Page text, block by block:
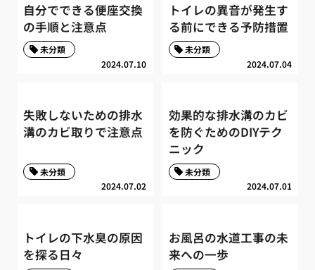
自分でできる便座交換
の手順と注意点
2024.07.10
未分類
トイレの異音が発生す
る前にできる予防措置
2024.07.04
未分類
失敗しないための排水
溝のカビ取りで注意点
2024.07.02
未分類
効果的な排水溝のカビ
を防ぐためのDIYテク
ニック
2024.07.01
未分類
トイレの下水臭の原因
を探る日々
お風呂の水道工事の未
来への一歩